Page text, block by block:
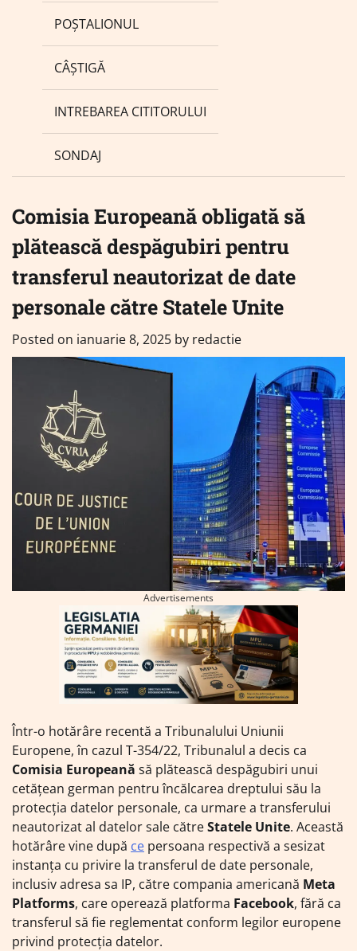
POȘTALIONUL
CÂȘTIGĂ
INTREBAREA CITITORULUI
SONDAJ
Comisia Europeană obligată să
plătească despăgubiri pentru
transferul neautorizat de date
personale către Statele Unite
Posted on ianuarie 8, 2025 by redactie
Advertisements
Într-o hotărâre recentă a Tribunalului Uniunii
Europene, în cazul T-354/22, Tribunalul a decis ca
Comisia Europeană să plătească despăgubiri unui
cetățean german pentru încălcarea dreptului său la
protecția datelor personale, ca urmare a transferului
neautorizat al datelor sale cătreStatele Unite. Această
hotărâre vine după ce persoana respectivă a sesizat
instanța cu privire la transferul de date personale,
inclusiv adresa sa IP, către compania americană Meta
Platforms, care operează platforma Facebook, fără ca
transferul să fie reglementat conform legilor europene
privind protecția datelor.